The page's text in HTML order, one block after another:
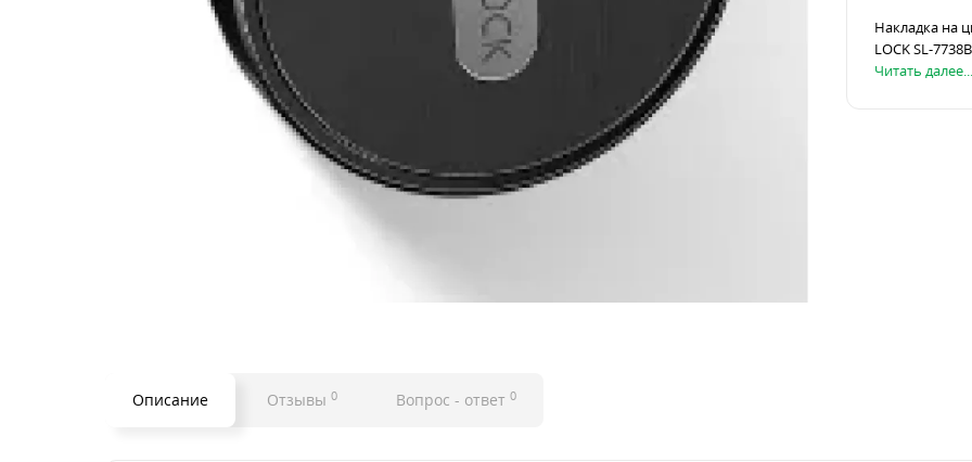
Накладка на
LOCK SL-
Читать далее...
Описание Отзывы 0 Вопрос - ответ 0